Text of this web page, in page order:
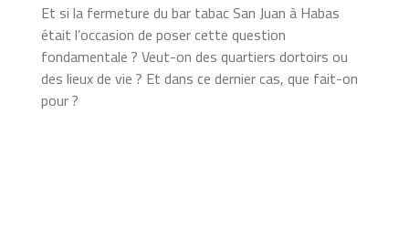
Et si la fermeture du bar tabac San Juan à Habas
était l’occasion de poser cette question
fondamentale ? Veut-on des quartiers dortoirs ou
des lieux de vie ? Et dans ce dernier cas, que fait-on
pour ?